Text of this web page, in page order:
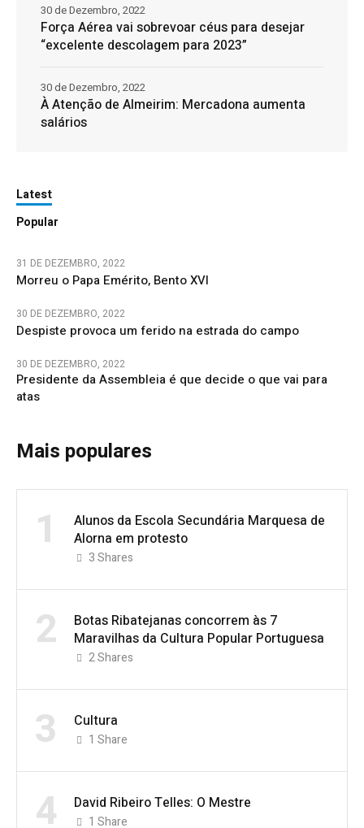
Força Aérea vai sobrevoar céus para desejar
“excelente descolagem para 2023”
30 de Dezembro, 2022
À Atenção de Almeirim: Mercadona aumenta
salários
30 de Dezembro, 2022
Latest
Popular
31 DE DEZEMBRO, 2022
Morreu o Papa Emérito, Bento XVI
30 DE DEZEMBRO, 2022
Despiste provoca um ferido na estrada do campo
30 DE DEZEMBRO, 2022
Presidente da Assembleia é que decide o que vai para
atas
Mais populares
1
Alunos da Escola Secundária Marquesa de
Alorna em protesto
3Shares
2
Botas Ribatejanas concorrem às 7
Maravilhas da Cultura Popular Portuguesa
2Shares
3 Cultura
1 Share
4 David Ribeiro Telles: O Mestre
1 Share